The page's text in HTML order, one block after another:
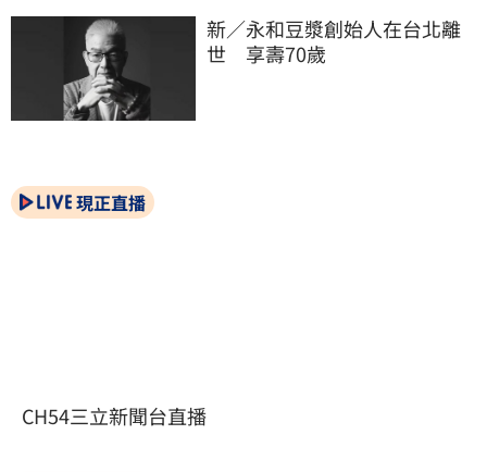
新／永和豆漿創始人在台北離
世　享壽70歲
現正直播
CH54三立新聞台直播